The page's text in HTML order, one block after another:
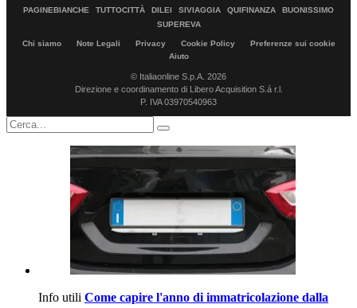
PAGINEBIANCHE
TUTTOCITTÀ DILEI SIVIAGGIA QUIFINANZA
BUONISSIMO
SUPEREVA
Chi siamo Note Legali Privacy Cookie Policy
Preferenze sui cookie
Aiuto
© Italiaonline S.p.A. 2026
Direzione e coordinamento di Libero Acquisition S.á r.l.
P. IVA 03970540963
Info utili Come capire l'anno di immatricolazione dalla